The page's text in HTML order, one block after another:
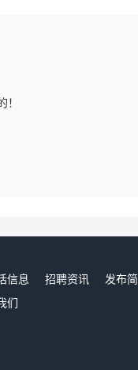
！
信息 招聘资讯 发布
们